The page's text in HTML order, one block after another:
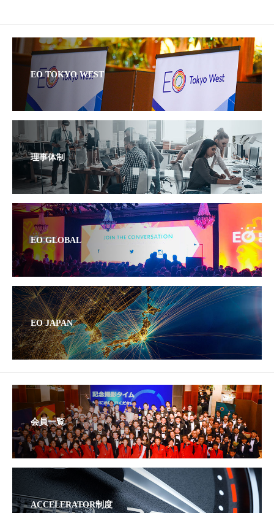
EO TOKYO WEST
理事体制
EO GLOBAL
EO JAPAN
会員一覧
ACCELERATOR制度